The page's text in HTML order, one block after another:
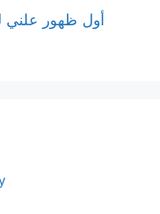
أول ظهور علني